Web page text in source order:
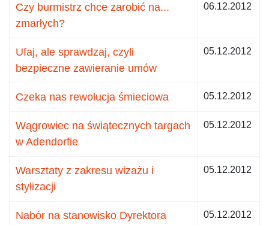
Czy burmistrz chce zarobić na...
zmarłych?
06.12.2012
Ufaj, ale sprawdzaj, czyli
bezpieczne zawieranie umów
05.12.2012
Czeka nas rewolucja śmieciowa 05.12.2012
Wągrowiec na świątecznych targach
w Adendorfie
05.12.2012
Warsztaty z zakresu wizażu i
stylizacji
05.12.2012
Nabór na stanowisko Dyrektora 05.12.2012